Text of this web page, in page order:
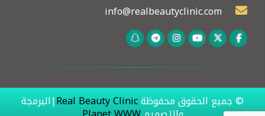
info@realbeautyclinic.com
© جميع الحقوق محفوظةReal Beauty Clinic|البرمجة